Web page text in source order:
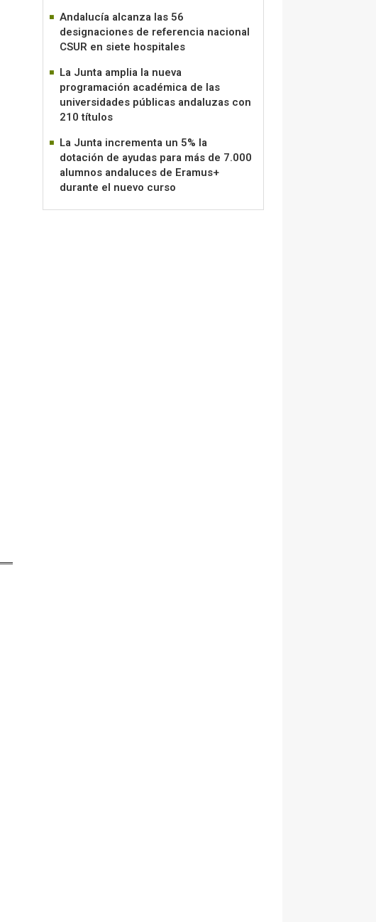
Andalucía alcanza las 56
designaciones de referencia nacional
CSUR en siete hospitales
La Junta amplia la nueva
programación académica de las
universidades públicas andaluzas con
210 títulos
La Junta incrementa un 5% la
dotación de ayudas para más de 7.000
alumnos andaluces de Eramus+
durante el nuevo curso